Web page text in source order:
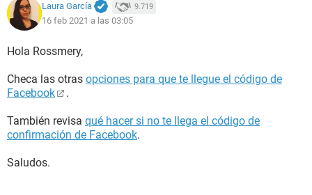
Laura García 9.719
16 feb 2021 a las 03:05
Hola Rossmery,
Checa las otras opciones para que te llegue el código de
Facebook
.
También revisa qué hacer si no te llega el código de
confirmación de Facebook.
Saludos.